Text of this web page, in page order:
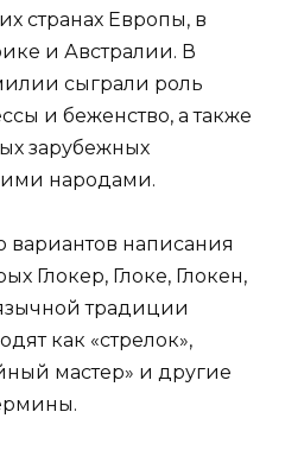
странах Европы, в
и Австралии. В
сыграли роль
и беженство, а также
зарубежных
народами.
вариантов написания
Глокер, Глоке, Глокен,
традиции
как «стрелок»,
мастер» и другие